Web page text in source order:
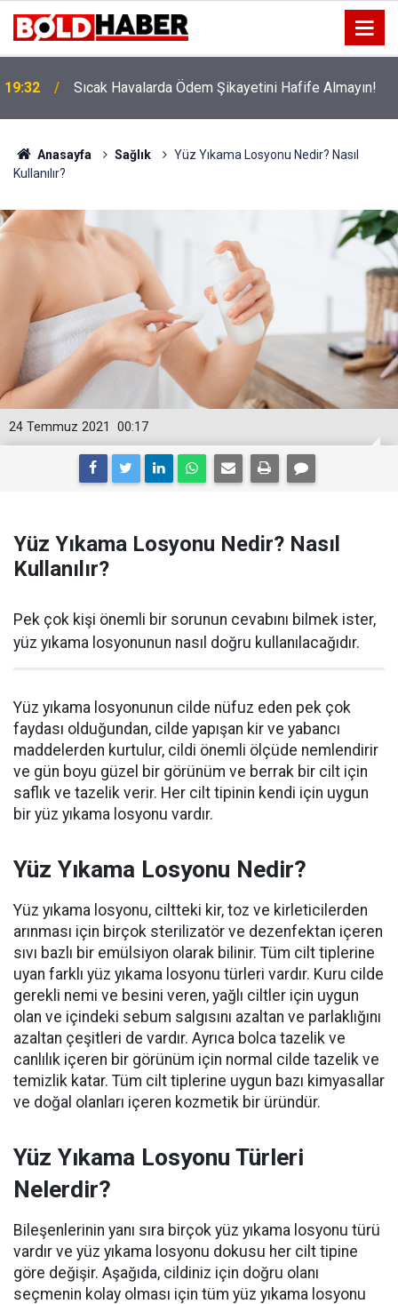
19:32 Sıcak Havalarda Ödem Şikayetini Hafife Almayın!
Anasayfa Sağlık
Yüz Yıkama Losyonu Nedir? Nasıl
Kullanılır?
00:17
24 Temmuz 2021
Yüz Yıkama Losyonu Nedir? Nasıl
Kullanılır?
Pek çok kişi önemli bir sorunun cevabını bilmek ister,
yüz yıkama losyonunun nasıl doğru kullanılacağıdır.
Yüz yıkama losyonunun cilde nüfuz eden pek çok
faydası olduğundan, cilde yapışan kir ve yabancı
maddelerden kurtulur, cildi önemli ölçüde nemlendirir
ve gün boyu güzel bir görünüm ve berrak bir cilt için
saflık ve tazelik verir. Her cilt tipinin kendi için uygun
bir yüz yıkama losyonu vardır.
Yüz Yıkama Losyonu Nedir?
Yüz yıkama losyonu, ciltteki kir, toz ve kirleticilerden
arınması için birçok sterilizatör ve dezenfektan içeren
sıvı bazlı bir emülsiyon olarak bilinir. Tüm cilt tiplerine
uyan farklı yüz yıkama losyonu türleri vardır. Kuru cilde
gerekli nemi ve besini veren, yağlı ciltler için uygun
olan ve içindeki sebum salgısını azaltan ve parlaklığını
azaltan çeşitleri de vardır. Ayrıca bolca tazelik ve
canlılık içeren bir görünüm için normal cilde tazelik ve
temizlik katar. Tüm cilt tiplerine uygun bazı kimyasallar
ve doğal olanları içeren kozmetik bir üründür.
Yüz Yıkama Losyonu Türleri
Nelerdir?
Bileşenlerinin yanı sıra birçok yüz yıkama losyonu türü
vardır ve yüz yıkama losyonu dokusu her cilt tipine
göre değişir. Aşağıda, cildiniz için doğru olanı
seçmenin kolay olması için tüm yüz yıkama losyonu